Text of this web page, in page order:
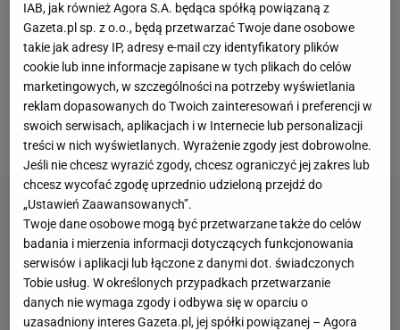
Patryka Dudka na wejściu w drugi łuk, który cudem
uratował się przed upadkiem. Sędzia Krzysztof
Meyze postanowił jednak wykluczyć Dudka, a nie
Pawlickiego. Ta decyzja spowodowała, że Apator
przegrał 13. bieg 1:5 i finalnie stracił szansę na
wygraną z Unią.
IAB, jak również Agora S.A. będąca spółką powiązaną z
Gazeta.pl sp. z o.o., będą przetwarzać Twoje dane osobowe
takie jak adresy IP, adresy e-mail czy identyfikatory plików
cookie lub inne informacje zapisane w tych plikach do celów
marketingowych, w szczególności na potrzeby wyświetlania
reklam dopasowanych do Twoich zainteresowań i preferencji w
swoich serwisach, aplikacjach i w Internecie lub personalizacji
treści w nich wyświetlanych. Wyrażenie zgody jest dobrowolne.
Jeśli nie chcesz wyrazić zgody, chcesz ograniczyć jej zakres lub
chcesz wycofać zgodę uprzednio udzieloną przejdź do
„Ustawień Zaawansowanych”.
Twoje dane osobowe mogą być przetwarzane także do celów
badania i mierzenia informacji dotyczących funkcjonowania
serwisów i aplikacji lub łączone z danymi dot. świadczonych
Tobie usług. W określonych przypadkach przetwarzanie
danych nie wymaga zgody i odbywa się w oparciu o
uzasadniony interes Gazeta.pl, jej spółki powiązanej – Agora